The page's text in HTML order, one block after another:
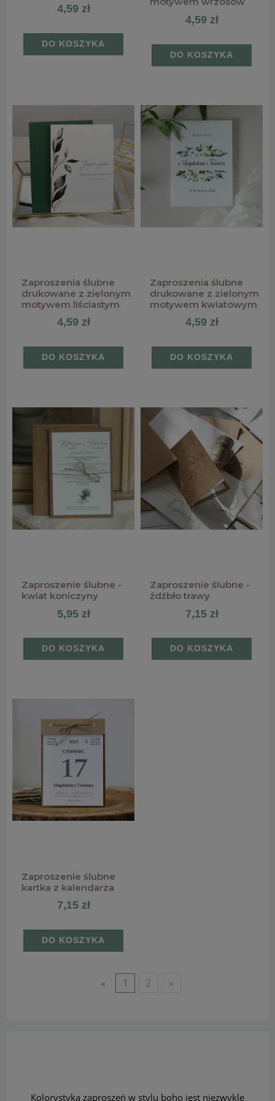
4,59 zł
DO KOSZYKA
4,59 zł
DO KOSZYKA
Zaproszenia ślubne
drukowane z zielonym
motywem liściastym
4,59 zł
DO KOSZYKA
Zaproszenia ślubne
drukowane z zielonym
motywem kwiatowym
4,59 zł
DO KOSZYKA
Zaproszenie ślubne -
kwiat koniczyny
5,95 zł
DO KOSZYKA
Zaproszenie ślubne -
źdźbło trawy
7,15 zł
DO KOSZYKA
Zaproszenie ślubne
kartka z kalendarza
7,15 zł
DO KOSZYKA
« 1 2 »
Kolorystyka zaproszeń w stylu boho jest niezwykle